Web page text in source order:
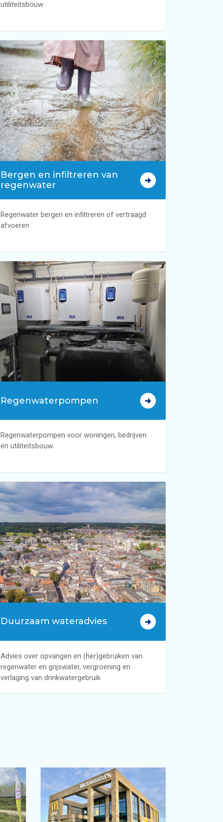
utiliteitsbouw
Bergen en infiltreren van
regenwater
Regenwater bergen en infiltreren of vertraagd
afvoeren
Regenwaterpompen
Regenwaterpompen voor woningen, bedrijven
en utiliteitsbouw
Duurzaam wateradvies
Advies over opvangen en (her)gebruiken van
regenwater en grijswater, vergroening en
verlaging van drinkwatergebruik